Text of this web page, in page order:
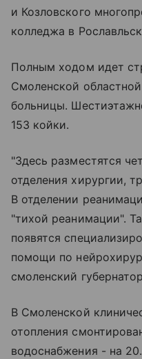
и Козловского
колледжа в
Полным ходом идет
Смоленской
больницы.
153 койки.
"Здесь разместятся
отделения хирургии,
В отделении
"тихой реанимации".
появятся
помощи по
смоленский
В Смоленской
отопления
водоснабжения - на